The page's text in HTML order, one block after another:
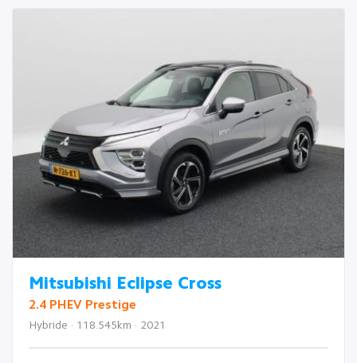
Mitsubishi Eclipse Cross
2.4 PHEV Prestige
Hybride · 118.545km · 2021